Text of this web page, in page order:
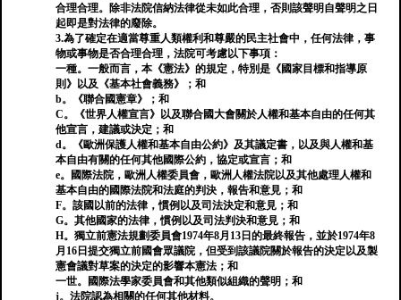
合理合理。除非法院信納法律從未如此合理，否則該聲明自聲明之日
起即是對法律的廢除。
3.為了確定在適當尊重人類權利和尊嚴的民主社會中，任何法律，事
物或事物是否合理合理，法院可考慮以下事項：
一種。一般而言，本《憲法》的規定，特別是《國家目標和指導原
則》以及《基本社會義務》；和
b。《聯合國憲章》；和
C。《世界人權宣言》以及聯合國大會關於人權和基本自由的任何其
他宣言，建議或決定；和
d。《歐洲保護人權和基本自由公約》及其議定書，以及與人權和基
本自由有關的任何其他國際公約，協定或宣言；和
e。國際法院，歐洲人權委員會，歐洲人權法院以及其他處理人權和
基本自由的國際法院和法庭的判決，報告和意見；和
F。該國以前的法律，慣例以及司法決定和意見；和
G。其他國家的法律，慣例以及司法判決和意見；和
H。獨立前憲法規劃委員會1974年8月13日的最終報告，並於1974年8
月16日提交獨立前國會眾議院，但受到該議院關於報告的決定以及製
憲會議對草案的決定的影響本憲法；和
一世。國際法學家委員會和其他類似組織的聲明；和
j。法院認為相關的任何其他材料。